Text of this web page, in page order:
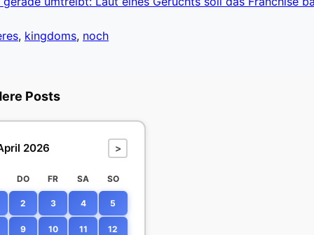
, kingdoms, noch
Posts
2026 >
DO FR SA SO
2 3 4 5
9 10 11 12